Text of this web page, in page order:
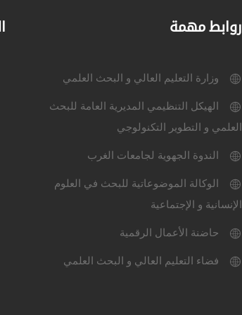
روابط مهمة
وزارة التعليم العالي و البحث العلمي
الهيكل التنظيمي المديرية العامة للبحث
العلمي و التطوير التكنولوجي
الندوة الجهوية لجامعات الغرب
الوكالة الموضوعاتية للبحث في العلوم
الإنسانية و الإجتماعية
حاضنة الأعمال الرقمية
فضاء التعليم العالي و البحث العلمي